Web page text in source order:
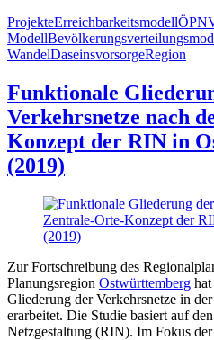
ProjekteErreichbarkeitsmodell
Modell
WandelDaseinsvorsorgeRegion
Funktionale
Verkehrsnetze nach
Konzept der RIN in
(2019)
Zur Fortschreibung des
Planungsregion Ostwürttemberg
Gliederung der Verkehrsnetze in
erarbeitet. Die Studie basiert auf
Netzgestaltung (RIN). Im Fokus der